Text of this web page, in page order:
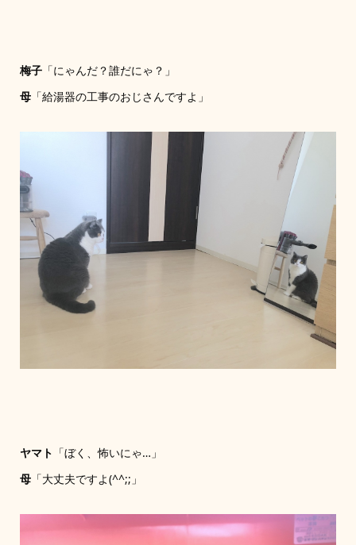
梅子「にゃんだ？誰だにゃ？」
母「給湯器の工事のおじさんですよ」
ヤマト 「ぼく、怖いにゃ…」
母「大丈夫ですよ(^^;;」